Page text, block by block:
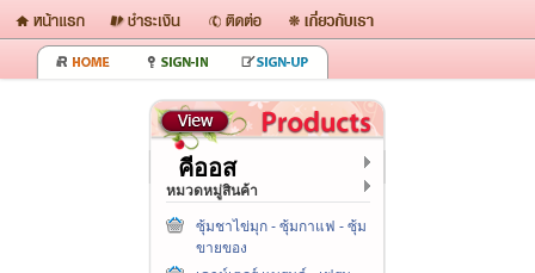
คีออส
หมวดหมู่สินค้า
ซุ้มชาไข่มุก - ซุ้มกาแฟ - ซุ้ม
ขายของ